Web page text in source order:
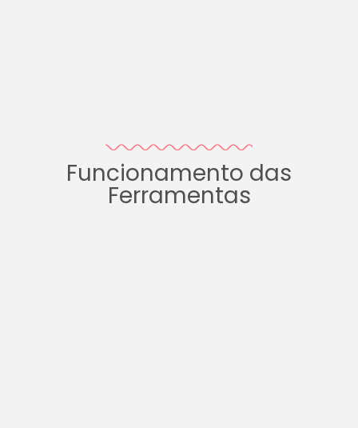
Funcionamento das
Ferramentas